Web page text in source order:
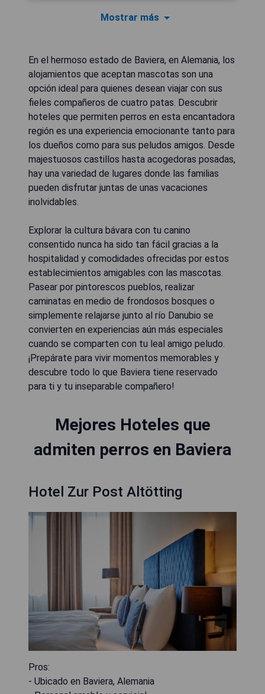
Mostrar más
En el hermoso estado de Baviera, en Alemania, los
alojamientos que aceptan mascotas son una
opción ideal para quienes desean viajar con sus
fieles compañeros de cuatro patas. Descubrir
hoteles que permiten perros en esta encantadora
región es una experiencia emocionante tanto para
los dueños como para sus peludos amigos. Desde
majestuosos castillos hasta acogedoras posadas,
hay una variedad de lugares donde las familias
pueden disfrutar juntas de unas vacaciones
inolvidables.
Explorar la cultura bávara con tu canino
consentido nunca ha sido tan fácil gracias a la
hospitalidad y comodidades ofrecidas por estos
establecimientos amigables con las mascotas.
Pasear por pintorescos pueblos, realizar
caminatas en medio de frondosos bosques o
simplemente relajarse junto al río Danubio se
convierten en experiencias aún más especiales
cuando se comparten con tu leal amigo peludo.
¡Prepárate para vivir momentos memorables y
descubre todo lo que Baviera tiene reservado
para ti y tu inseparable compañero!
Mejores Hoteles que
admiten perros en Baviera
Hotel Zur Post Altötting
Pros:
- Ubicado en Baviera, Alemania